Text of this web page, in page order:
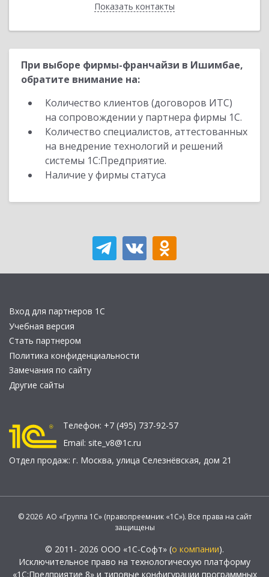
Показать контакты
Назад
При выборе фирмы-франчайзи в Ишимбае,
обратите внимание на:
Количество клиентов (договоров ИТС)
на сопровождении у партнера фирмы 1С.
Количество специалистов, аттестованных
на внедрение технологий и решений
системы 1С:Предприятие.
Наличие у фирмы статуса
Вход для партнеров 1С
Учебная версия
Стать партнером
Политика конфиденциальности
Замечания по сайту
Другие сайты
Телефон: +7 (495) 737-92-57
Email: site_v8@1c.ru
Отдел продаж: г. Москва, улица Селезнёвская, дом 21
© 2026 АО «Группа 1С» (правопреемник «1С»). Все права на сайт
защищены
© 2011- 2026 ООО «1С-Софт» (о компании).
Исключительное право на технологическую платформу
«1С:Предприятие 8» и типовые конфигурации программных